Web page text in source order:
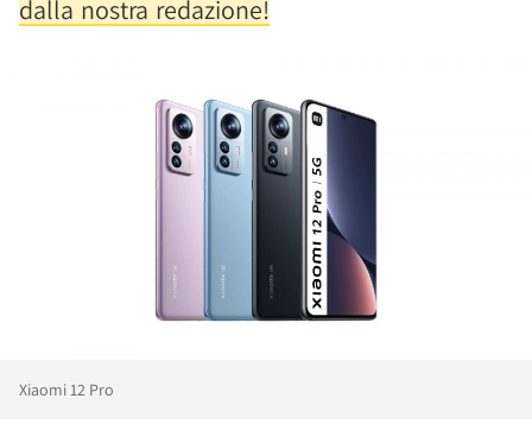
dalla nostra redazione!
Xiaomi 12 Pro